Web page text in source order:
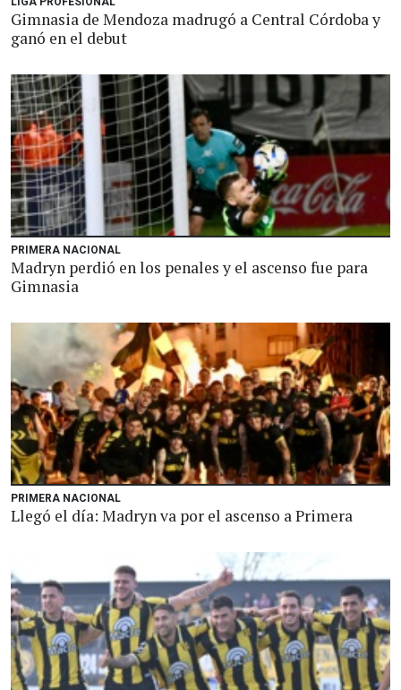
Gimnasia de Mendoza madrugó a Central Córdoba y
ganó en el debut
PRIMERA NACIONAL
Madryn perdió en los penales y el ascenso fue para
Gimnasia
PRIMERA NACIONAL
Llegó el día: Madryn va por el ascenso a Primera